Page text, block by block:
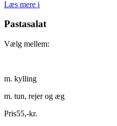
Læs mere i
Pastasalat
Vælg mellem:
m. kylling
m. tun, rejer og æg
Pris55,-kr.